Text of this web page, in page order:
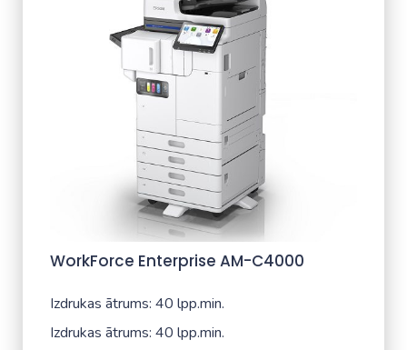
WorkForce Enterprise​ AM-C4000​
Izdrukas ātrums: 40 lpp.min.
Izdrukas ātrums: 40 lpp.min.